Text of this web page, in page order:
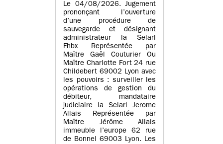
Le 04/08/2026. Jugement
prononçant l’ouverture
d’une procédure de
sauvegarde et désignant
administrateur la Selarl
Fhbx Représentée par
Maître Gaël Couturier Ou
Maître Charlotte Fort 24 rue
Childebert 69002 Lyon avec
les pouvoirs : surveiller les
opérations de gestion du
débiteur, mandataire
judiciaire la Selarl Jerome
Allais Représentée par
Maître Jérôme Allais
immeuble l’europe 62 rue
de Bonnel 69003 Lyon. Les